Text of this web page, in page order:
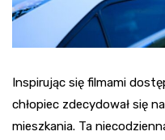
Inspirując się filmami
chłopiec zdecydował się
mieszkania. Ta